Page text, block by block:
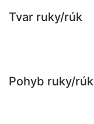
Tvar ruky/rúk
Pohyb ruky/rúk